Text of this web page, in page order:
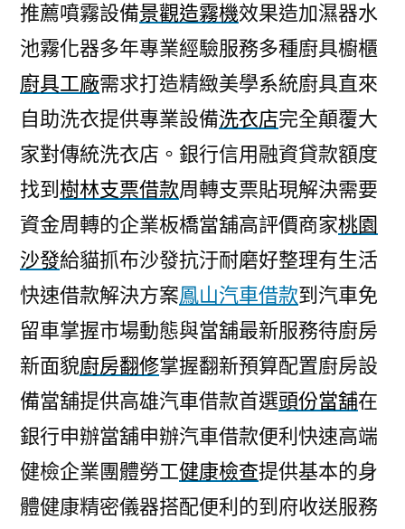
推薦噴霧設備景觀造霧機效果造加濕器水
池霧化器多年專業經驗服務多種廚具櫥櫃
廚具工廠需求打造精緻美學系統廚具直來
自助洗衣提供專業設備洗衣店完全顛覆大
家對傳統洗衣店。銀行信用融資貸款額度
找到 樹林支票借款周轉支票貼現解決需要
資金周轉的企業板橋當舖高評價商家桃園
沙發給貓抓布沙發抗汙耐磨好整理有生活
快速借款解決方案鳳山汽車借款到汽車免
留車掌握市場動態與當舖最新服務待廚房
新面貌廚房翻修掌握翻新預算配置廚房設
備當舖提供高雄汽車借款首選頭份當舖在
銀行申辦當舖申辦汽車借款便利快速高端
健檢企業團體勞工健康檢查提供基本的身
體健康精密儀器搭配便利的到府收送服務